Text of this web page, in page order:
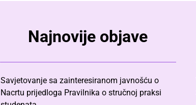
Najnovije objave
Savjetovanje sa zainteresiranom javnošću o
Nacrtu prijedloga Pravilnika o stručnoj praksi